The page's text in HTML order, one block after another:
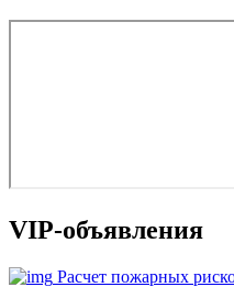
VIP-объявления
Расчет пожарных